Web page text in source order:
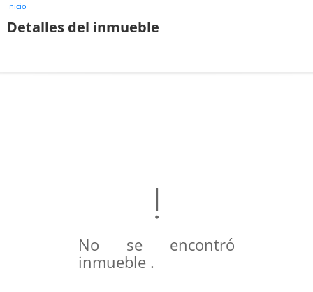
Inicio
Detalles del inmueble
No se encontró
inmueble .